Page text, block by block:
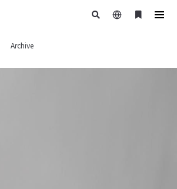
日
ブ
Archive